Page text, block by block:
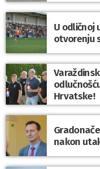
U odličnoj
otvorenju
Hrvatske!
nakon